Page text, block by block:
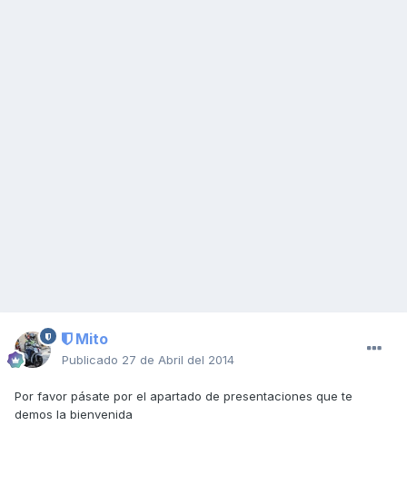
Mito
Publicado 27 de Abril del 2014
Por favor pásate por el apartado de presentaciones que te
demos la bienvenida